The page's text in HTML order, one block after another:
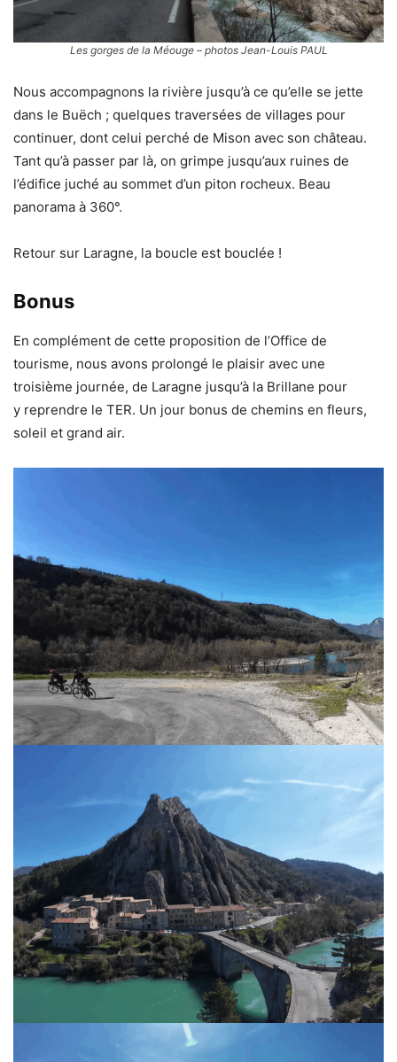
Les gorges de la Méouge – photos Jean-Louis PAUL
Nous accompagnons la rivière jusqu’à ce qu’elle se jette
dans le Buëch ; quelques traversées de villages pour
continuer, dont celui perché de Mison avec son château.
Tant qu’à passer par là, on grimpe jusqu’aux ruines de
l’édifice juché au sommet d’un piton rocheux. Beau
panorama à 360°.
Retour sur Laragne, la boucle est bouclée !
Bonus
En complément de cette proposition de l’Office de
tourisme, nous avons prolongé le plaisir avec une
troisième journée, de Laragne jusqu’à la Brillane pour
y reprendre le TER. Un jour bonus de chemins en fleurs,
soleil et grand air.